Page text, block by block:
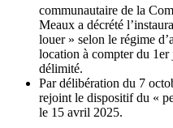
communautaire de la
Meaux a décrété
louer » selon le régime
location à compter du
délimité.
Par délibération du 7
rejoint le dispositif du «
le 15 avril 2025.